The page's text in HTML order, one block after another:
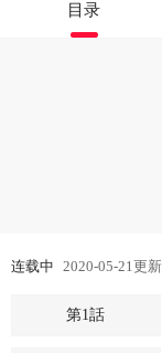
目录
连载中 2020-05-21更新
第1話